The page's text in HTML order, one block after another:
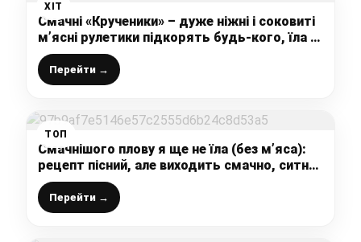
ХІТ
Смачні «Крученики» – дуже ніжні і соковиті
м’ясні рулетики підкорять будь-кого, їла б
їх щодня
Перейти →
ТОП
Смачнішого плову я ще не їла (без м’яса):
рецепт пісний, але виходить смачно, ситно і
готується простіше-простого
Перейти →